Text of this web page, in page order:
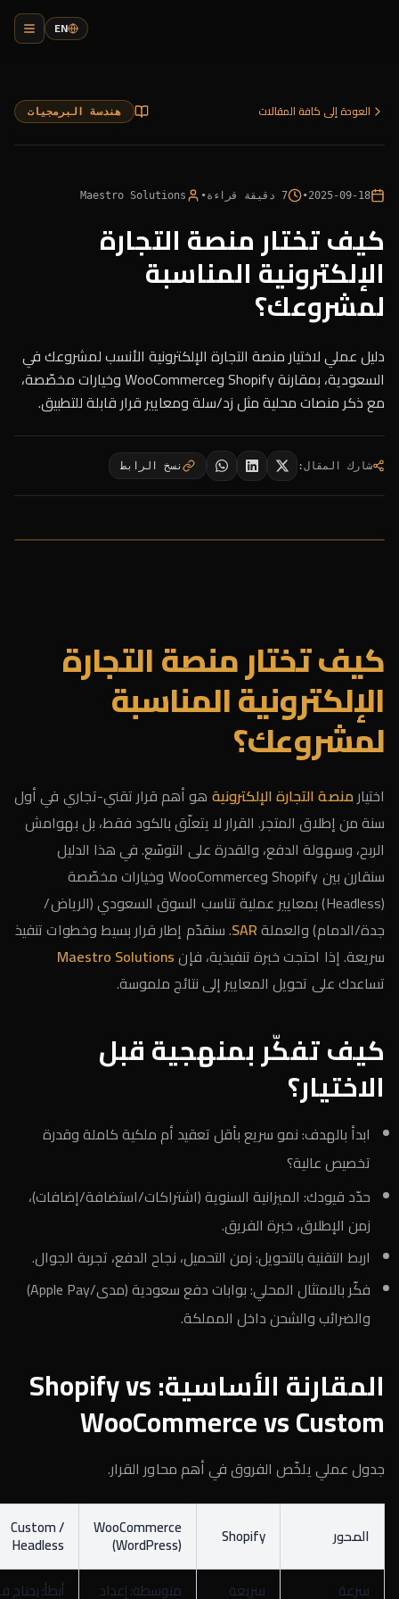
EN
العودة إلى كافة المقالات هندسة البرمجيات
2025-09-18
•
7 دقيقة قراءة•
Maestro Solutions
كيف تختار منصة التجارة
الإلكترونية المناسبة
لمشروعك؟
دليل عملي لاختيار منصة التجارة الإلكترونية الأنسب لمشروعك في
السعودية، بمقارنة Shopify وWooCommerce وخيارات مخصّصة،
مع ذكر منصات محلية مثل زد/سلة ومعايير قرار قابلة للتطبيق.
شارك المقال: نسخ الرابط
كيف تختار منصة التجارة
الإلكترونية المناسبة
لمشروعك؟
اختيارمنصة التجارة الإلكترونية هو أهم قرار تقني-تجاري في أول
سنة من إطلاق المتجر. القرار لا يتعلّق بالكود فقط، بل بهوامش
الربح، وسهولة الدفع، والقدرة على التوسّع. في هذا الدليل
سنقارن بين Shopify وWooCommerce وخيارات مخصّصة
(Headless) بمعايير عملية تناسب السوق السعودي (الرياض/
جدة/الدمام) والعملةSAR. سنقدّم إطار قرار بسيط وخطوات تنفيذ
سريعة. إذا احتجت خبرة تنفيذية، فإنMaestro Solutions
تساعدك على تحويل المعايير إلى نتائج ملموسة.
كيف تفكّر بمنهجية قبل
الاختيار؟
ابدأ بالهدف: نمو سريع بأقل تعقيد أم ملكية كاملة وقدرة
تخصيص عالية؟
حدّد قيودك: الميزانية السنوية (اشتراكات/استضافة/إضافات)،
زمن الإطلاق، خبرة الفريق.
اربط التقنية بالتحويل: زمن التحميل، نجاح الدفع، تجربة الجوال.
فكّر بالامتثال المحلي: بوابات دفع سعودية (مدى/Apple Pay)
والضرائب والشحن داخل المملكة.
المقارنة الأساسية: Shopify vs
WooCommerce vs Custom
جدول عملي يلخّص الفروق في أهم محاور القرار.
المحور Shopify
WooCommerce
(WordPress)
Custom /
Headless
سرعة
سريعة متوسطة؛ إعداد أبطأ؛ يحتاج